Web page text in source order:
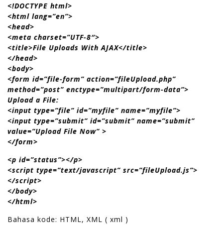
<!DOCTYPE html>
<html lang=”en”>
<head>
<meta charset=”UTF-8″>
<title>File Uploads With AJAX</title>
</head>
<body>
<form id=”file-form” action=”fileUpload.php”
method=”post” enctype=”multipart/form-data”>
Upload a File:
<input type=”file” id=”myfile” name=”myfile”>
<input type=”submit” id=”submit” name=”submit”
value=”Upload File Now” >
</form>
<p id=”status”></p>
<script type=”text/javascript” src=”fileUpload.js”>
</script>
</body>
</html>
Bahasa kode: HTML, XML ( xml )